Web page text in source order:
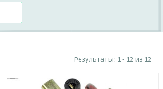
Результаты: 1 - 12 из 12